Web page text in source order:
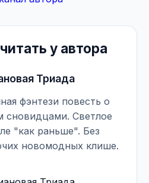
у автора
Триада
фэнтези повесть о
сновидцами. Светлое
"как раньше". Без
новомодных клише.